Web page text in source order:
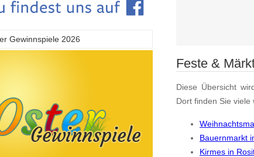
Feste &
Diese Übersicht
Dort finden Sie viele
Bauernmarkt
Kirmes in
Gewinnspiele 2026